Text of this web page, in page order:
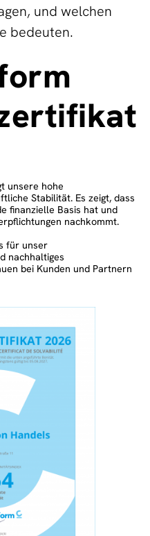
und welchen
bedeuten.
unsere hohe
Stabilität. Es zeigt, dass
finanzielle Basis hat und
nachkommt.
für unser
nachhaltiges
bei Kunden und Partnern